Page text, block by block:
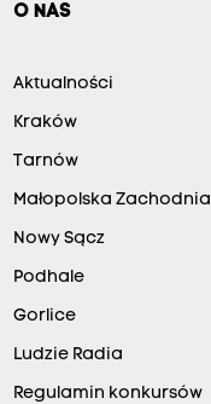
O NAS
Aktualności
Kraków
Tarnów
Małopolska Zachodnia
Nowy Sącz
Podhale
Gorlice
Ludzie Radia
Regulamin konkursów